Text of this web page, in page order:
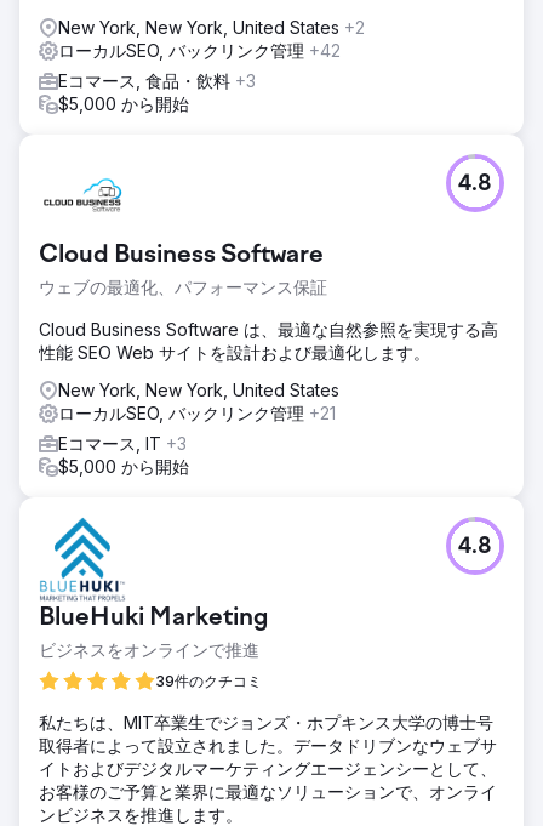
New York, New York, United States +2
ローカルSEO, バックリンク管理 +42
Eコマース, 食品・飲料 +3
$5,000 から開始
Cloud Business Software
ウェブの最適化、パフォーマンス保証
4.8
Cloud Business Software は、最適な自然参照を実現する高
性能 SEO Web サイトを設計および最適化します。
New York, New York, United States
ローカルSEO, バックリンク管理 +21
Eコマース, IT +3
$5,000 から開始
BlueHuki Marketing
ビジネスをオンラインで推進
39件のクチコミ
4.8
私たちは、MIT卒業生でジョンズ・ホプキンス大学の博士号
取得者によって設立されました。データドリブンなウェブサ
イトおよびデジタルマーケティングエージェンシーとして、
お客様のご予算と業界に最適なソリューションで、オンライ
ンビジネスを推進します。